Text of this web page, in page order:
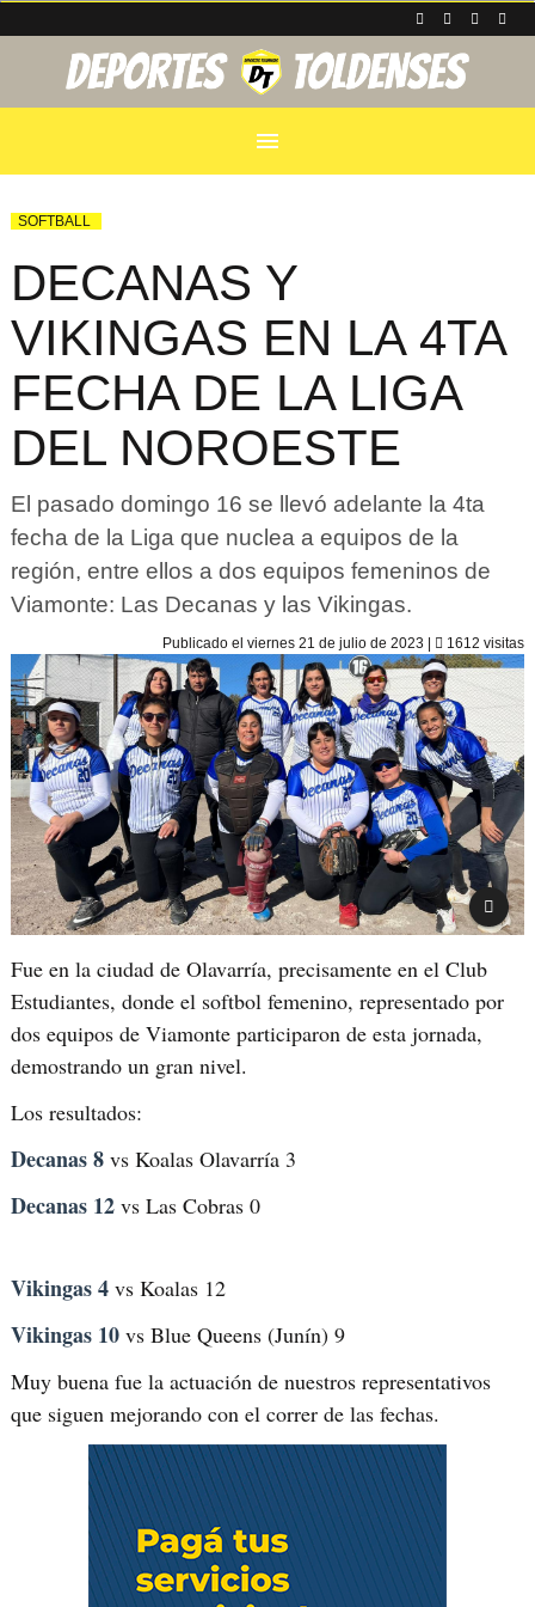
menu
SOFTBALL
DECANAS Y
VIKINGAS EN LA 4TA
FECHA DE LA LIGA
DEL NOROESTE
El pasado domingo 16 se llevó adelante la 4ta
fecha de la Liga que nuclea a equipos de la
región, entre ellos a dos equipos femeninos de
Viamonte: Las Decanas y las Vikingas.
Publicado el viernes 21 de julio de 2023 1612 visitas
Fue en la ciudad de Olavarría, precisamente en el Club
Estudiantes, donde el softbol femenino, representado por
dos equipos de Viamonte participaron de esta jornada,
demostrando un gran nivel.
Los resultados:
Decanas 8 vs Koalas Olavarría 3
Decanas 12 vs Las Cobras 0
Vikingas 4 vs Koalas 12
Vikingas 10 vs Blue Queens (Junín) 9
Muy buena fue la actuación de nuestros representativos
que siguen mejorando con el correr de las fechas.